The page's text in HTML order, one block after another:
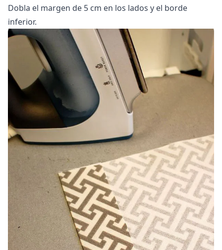
Dobla el margen de 5 cm en los lados y el borde
inferior.